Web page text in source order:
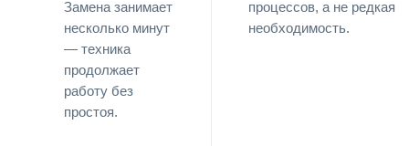
Замена занимает
несколько минут
— техника
продолжает
работу без
простоя.
процессов, а не редкая
необходимость.